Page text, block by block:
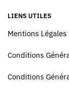
LIENS UTILES
Mentions Légales
Conditions
Conditions